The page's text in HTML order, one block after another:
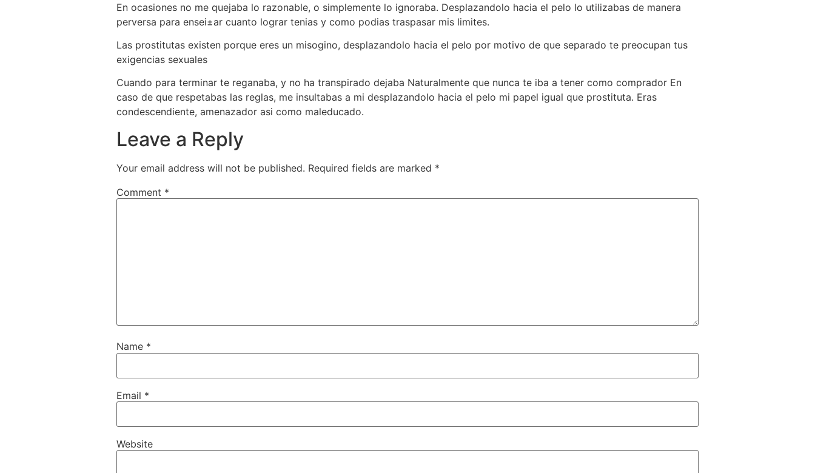
En ocasiones no me quejaba lo razonable, o simplemente lo ignoraba. Desplazandolo hacia el pelo lo utilizabas de manera
perversa para ensei±ar cuanto lograr tenias y como podias traspasar mis limites.
Las prostitutas existen porque eres un misogino, desplazandolo hacia el pelo por motivo de que separado te preocupan tus
exigencias sexuales
Cuando para terminar te reganaba, y no ha transpirado dejaba Naturalmente que nunca te iba a tener como comprador En
caso de que respetabas las reglas, me insultabas a mi desplazandolo hacia el pelo mi papel igual que prostituta. Eras
condescendiente, amenazador asi­ como maleducado.
Leave a Reply
Your email address will not be published. Required fields are marked *
Comment *
Name *
Email *
Website